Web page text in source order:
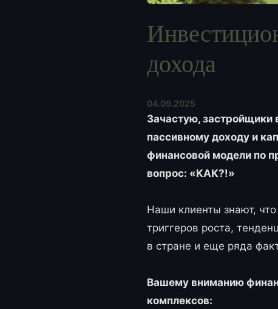
дохода
04.09.2025
Зачастую,
пассивному доходу и
финансовой модели по
вопрос: «КАК?!»
Наши клиенты знают,
триггеров роста,
в стране и еще ряда
Вашему вниманию
комплексов: